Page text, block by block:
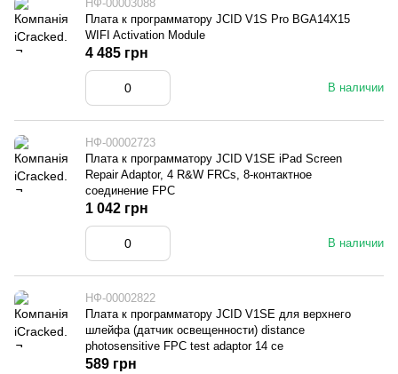
НФ-00003088
Плата к программатору JCID V1S Pro BGA14X15
WIFI Activation Module
В наличии
4 485 грн
НФ-00002723
Плата к программатору JCID V1SE iPad Screen
Repair Adaptor, 4 R&W FRCs, 8-контактное
соединение FPC
В наличии
1 042 грн
НФ-00002822
Плата к программатору JCID V1SE для верхнего
шлейфа (датчик освещенности) distance
photosensitive FPC test adaptor 14 се
589 грн